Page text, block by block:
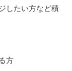
したい方など積
方